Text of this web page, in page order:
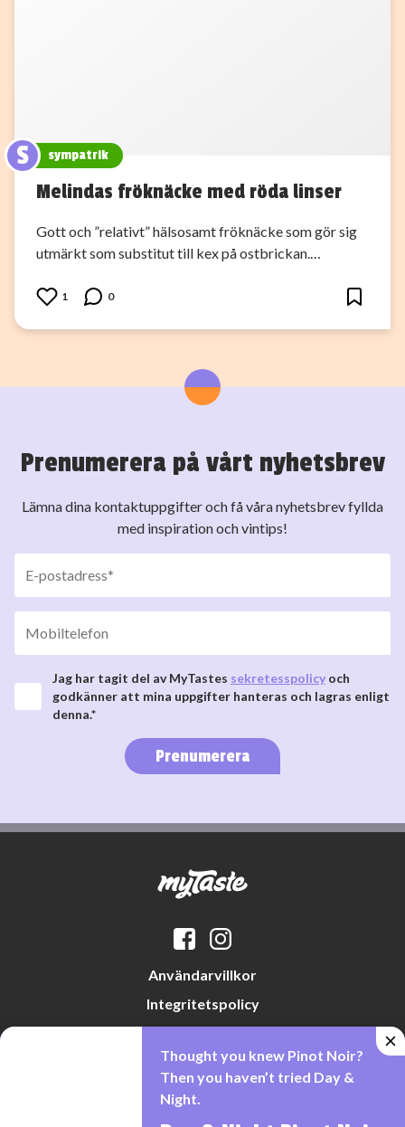
S sympatrik
Melindas fröknäcke med röda linser
Gott och ”relativt” hälsosamt fröknäcke som gör sig
utmärkt som substitut till kex på ostbrickan.…
1 0
Prenumerera på vårt nyhetsbrev
Lämna dina kontaktuppgifter och få våra nyhetsbrev fyllda
med inspiration och vintips!
Jag har tagit del av MyTastes sekretesspolicy och
godkänner att mina uppgifter hanteras och lagras enligt
denna.*
Prenumerera
Användarvillkor
Integritetspolicy
Cookiepolicy
Thought you knew Pinot Noir?
Then you haven’t tried Day &
Night.